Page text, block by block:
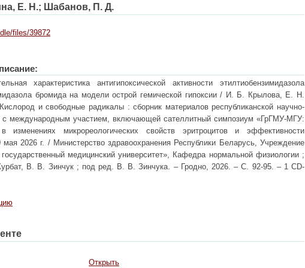
Е. Н.; Шабанов, П. Д.
files/39872
характеристика антигипоксической активности этилтиобензимидазола
бромида на модели острой гемической гипоксии / И. Б. Крылова, Е. Н.
и свободные радикалы : сборник материалов республиканской научно-
с международным участием, включающей сателлитный симпозиум «ГрГМУ-МГУ:
изменениях микрореологических свойств эритроцитов и эффективности
мая 2026 г. / Министерство здравоохранения Республики Беларусь, Учреждение
государственный медицинский университет», Кафедра нормальной физиологии ;
В. В. Зинчук ; под ред. В. В. Зинчука. – Гродно, 2026. – С. 92-95. – 1 СD-
Открыть